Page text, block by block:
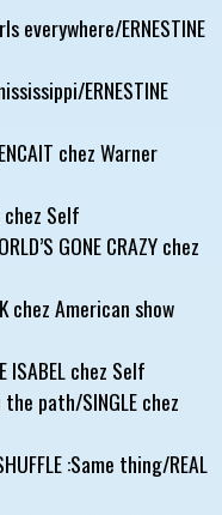
everywhere/ERNESTINE
ERNESTINE
chez Warner
chez Self
GONE CRAZY chez
chez American show
ISABEL chez Self
the path/SINGLE chez
:Same thing/REAL